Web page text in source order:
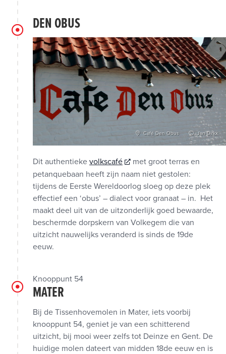
DEN OBUS
Café Den Obus Jan Dirkx
Dit authentieke volkscafé
met groot terras en
petanquebaan heeft zijn naam niet gestolen:
tijdens de Eerste Wereldoorlog sloeg op deze plek
effectief een ‘obus’ – dialect voor granaat – in. Het
maakt deel uit van de uitzonderlijk goed bewaarde,
beschermde dorpskern van Volkegem die van
uitzicht nauwelijks veranderd is sinds de 19de
eeuw.
Knooppunt 54
MATER
Bij de Tissenhovemolen in Mater, iets voorbij
knooppunt 54, geniet je van een schitterend
uitzicht, bij mooi weer zelfs tot Deinze en Gent. De
huidige molen dateert van midden 18de eeuw en is